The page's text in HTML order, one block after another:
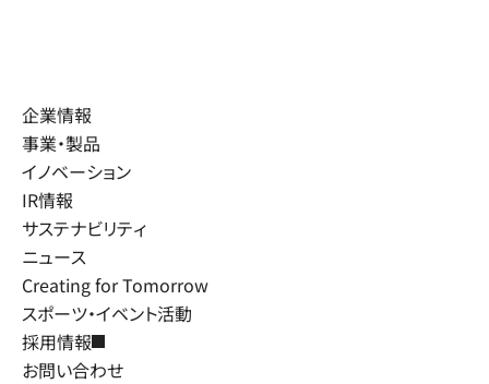
企業情報
事業・製品
イノベーション
IR情報
サステナビリティ
ニュース
Creating for Tomorrow
スポーツ・イベント活動
採用情報
お問い合わせ